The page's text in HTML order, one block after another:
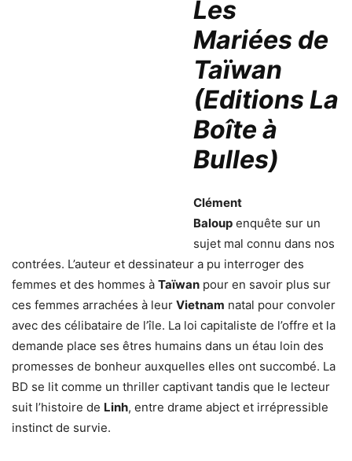
Les
Mariées de
Taïwan
(Editions La
Boîte à
Bulles)
Clément
Baloup enquête sur un
sujet mal connu dans nos
contrées. L’auteur et dessinateur a pu interroger des
femmes et des hommes à Taïwan pour en savoir plus sur
ces femmes arrachées à leur Vietnam natal pour convoler
avec des célibataire de l’île. La loi capitaliste de l’offre et la
demande place ses êtres humains dans un étau loin des
promesses de bonheur auxquelles elles ont succombé. La
BD se lit comme un thriller captivant tandis que le lecteur
suit l’histoire de Linh, entre drame abject et irrépressible
instinct de survie.